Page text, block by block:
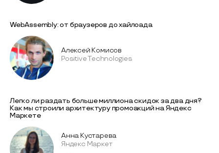
WebAssembly: от браузеров до хайлоада
Алексей Комисов
Positive Technologies
Легко ли раздать больше миллиона скидок за два дня?
Как мы строили архитектуру промоакций на Яндекс
Маркете
Анна Кустарева
Яндекс Маркет